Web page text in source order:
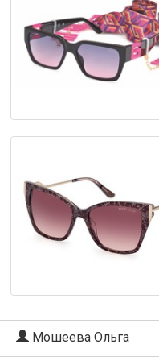
Мошеева Ольга